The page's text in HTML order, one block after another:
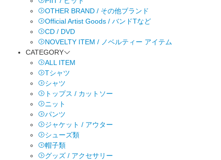
OTHER BRAND / その他ブランド
Official Artist Goods / バンドTなど
CD / DVD
NOVELTY ITEM / ノベルティー アイテム
CATEGORY
ALL ITEM
Tシャツ
シャツ
トップス / カットソー
ニット
パンツ
ジャケット / アウター
シューズ類
帽子類
グッズ / アクセサリー